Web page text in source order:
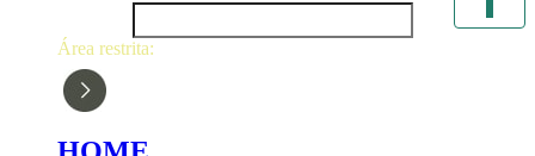
Área restrita: